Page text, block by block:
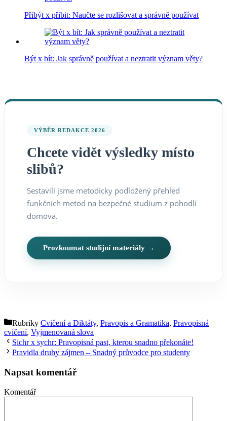
Přibýt x přibit: Naučte se rozlišovat a správně používat
Být x bít: Jak správně používat a neztratit význam věty?
VÝBĚR REDAKCE 2026
Chcete vidět výsledky místo
slibů?
Sestavili jsme metodicky podložený přehled
funkčních metod na bezpečné studium z pohodlí
domova.
Prozkoumat studijní materiály →
Rubriky Cvičení a Diktáty, Pravopis a Gramatika, Pravopisná
cvičení, Vyjmenovaná slova
Sichr x sychr: Pravopisná past, kterou snadno překonáte!
Pravidla druhy zájmen – Snadný průvodce pro studenty
Napsat komentář
Komentář